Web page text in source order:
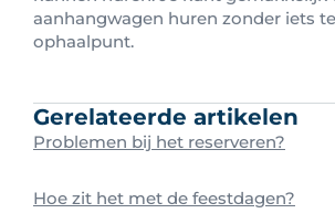
aanhangwagen huren zonder iets
ophaalpunt.
Gerelateerde artikelen
Problemen bij het reserveren?
Hoe zit het met de feestdagen?